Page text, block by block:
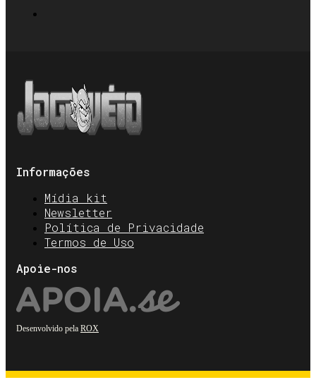
Informações
Mídia kit
Newsletter
Política de Privacidade
Termos de Uso
Apoie-nos
Desenvolvido pela ROX